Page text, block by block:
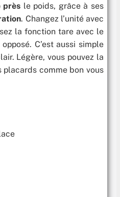
près le poids, grâce à ses
. Changez l’unité avec
la fonction tare avec le
C’est aussi simple
Légère, vous pouvez la
comme bon vous